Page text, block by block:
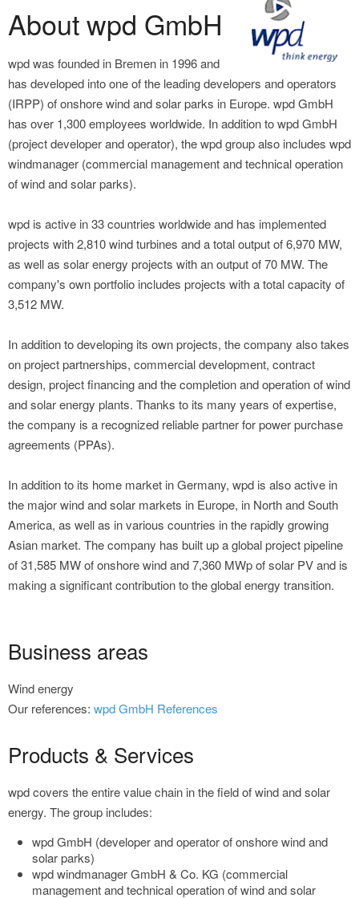
About wpd GmbH
wpd was founded in Bremen in 1996 and
has developed into one of the leading developers and operators
(IRPP) of onshore wind and solar parks in Europe. wpd GmbH
has over 1,300 employees worldwide. In addition to wpd GmbH
(project developer and operator), the wpd group also includes wpd
windmanager (commercial management and technical operation
of wind and solar parks).
wpd is active in 33 countries worldwide and has implemented
projects with 2,810 wind turbines and a total output of 6,970 MW,
as well as solar energy projects with an output of 70 MW. The
company's own portfolio includes projects with a total capacity of
3,512 MW.
In addition to developing its own projects, the company also takes
on project partnerships, commercial development, contract
design, project financing and the completion and operation of wind
and solar energy plants. Thanks to its many years of expertise,
the company is a recognized reliable partner for power purchase
agreements (PPAs).
In addition to its home market in Germany, wpd is also active in
the major wind and solar markets in Europe, in North and South
America, as well as in various countries in the rapidly growing
Asian market. The company has built up a global project pipeline
of 31,585 MW of onshore wind and 7,360 MWp of solar PV and is
making a significant contribution to the global energy transition.
Business areas
Wind energy
Our references: wpd GmbH References
Products & Services
wpd covers the entire value chain in the field of wind and solar
energy. The group includes:
wpd GmbH (developer and operator of onshore wind and
solar parks)
wpd windmanager GmbH & Co. KG (commercial
management and technical operation of wind and solar